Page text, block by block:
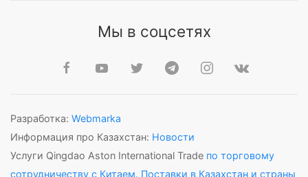
Мы в соцсетях
Разработка: Webmarka
Информация про Казахстан: Новости
Услуги Qingdao Aston International Trade по торговому
сотрудничеству с Китаем. Поставки в Казахстан и страны